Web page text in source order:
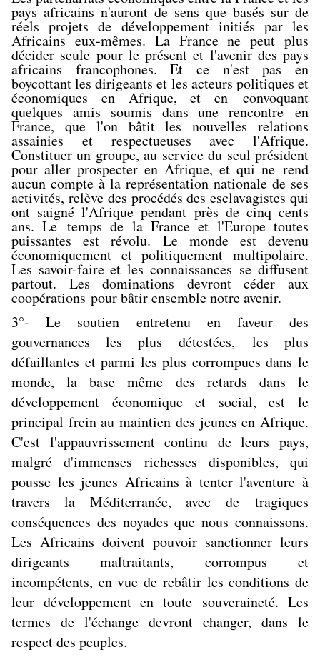
pays africains n'auront de sens que basés sur de
réels projets de développement initiés par les
Africains eux-mêmes. La France ne peut plus
décider seule pour le présent et l'avenir des pays
africains francophones. Et ce n'est pas en
boycottant les dirigeants et les acteurs politiques et
économiques en Afrique, et en convoquant
quelques amis soumis dans une rencontre en
France, que l'on bâtit les nouvelles relations
assainies et respectueuses avec l'Afrique.
Constituer un groupe, au service du seul président
pour aller prospecter en Afrique, et qui ne rend
aucun compte à la représentation nationale de ses
activités, relève des procédés des esclavagistes qui
ont saigné l'Afrique pendant près de cinq cents
ans. Le temps de la France et l'Europe toutes
puissantes est révolu. Le monde est devenu
économiquement et politiquement multipolaire.
Les savoir-faire et les connaissances se diffusent
partout. Les dominations devront céder aux
coopérations pour bâtir ensemble notre avenir.
3°- Le soutien entretenu en faveur des
gouvernances les plus détestées, les plus
défaillantes et parmi les plus corrompues dans le
monde, la base même des retards dans le
développement économique et social, est le
principal frein au maintien des jeunes en Afrique.
C'est l'appauvrissement continu de leurs pays,
malgré d'immenses richesses disponibles, qui
pousse les jeunes Africains à tenter l'aventure à
travers la Méditerranée, avec de tragiques
conséquences des noyades que nous connaissons.
Les Africains doivent pouvoir sanctionner leurs
dirigeants maltraitants, corrompus et
incompétents, en vue de rebâtir les conditions de
leur développement en toute souveraineté. Les
termes de l'échange devront changer, dans le
respect des peuples.